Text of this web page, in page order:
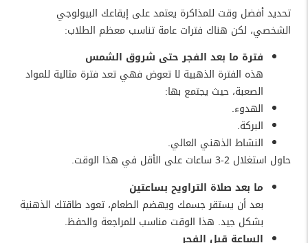
تحديد أفضل وقت للمذاكرة يعتمد على إيقاعك البيولوجي
الشخصي، لكن هناك فترات عامة تناسب معظم الطلاب:
فترة ما بعد الفجر حتى شروق الشمس
هذه الفترة الذهبية لا تعوض فهي تعد فترة مثالية للمواد
الصعبة، حيث يجتمع بها:
الهدوء.
البركة.
النشاط الذهني العالي.
حاول استغلال 2-3 ساعات على الأقل في هذا الوقت.
ما بعد صلاة التراويح بساعتين
بعد أن يستقر جسمك ويهضم الطعام، تعود طاقتك الذهنية
بشكل جيد. هذا الوقت مناسب للمراجعة والحفظ.
الساعة قبل الفجر